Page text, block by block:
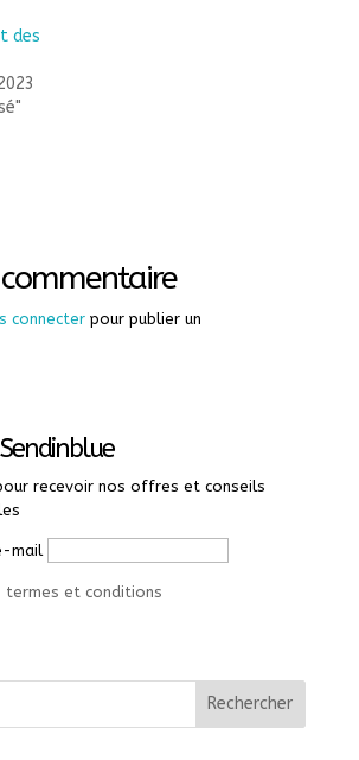
des
connecterpour publier un
recevoir nos offres et conseils
mail
termes et conditions